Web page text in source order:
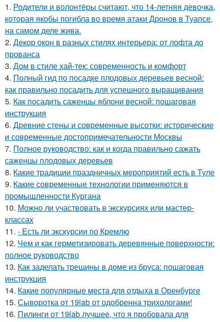
1. Родители и волонтёры считают, что 14-летняя девочка,
которая якобы погибла во время атаки Дронов в Туапсе,
на самом деле жива.
2. Декор окон в разных стилях интерьера: от лофта до
прованса
3. Дом в стиле хай-тек: современность и комфорт
4. Полный гид по посадке плодовых деревьев весной:
как правильно посадить для успешного выращивания
5. Как посадить саженцы яблони весной: пошаговая
инструкция
6. Древние стены и современные высотки: исторические
и современные достопримечательности Москвы
7. Полное руководство: как и когда правильно сажать
саженцы плодовых деревьев
8. Какие традиции праздничных мероприятий есть в Туле
9. Какие современные технологии применяются в
промышленности Кургана
10. Можно ли участвовать в экскурсиях или мастер-
классах
11. - Есть ли экскурсии по Кремлю
12. Чем и как герметизировать деревянные поверхности:
полное руководство
13. Как заделать трещины в доме из бруса: пошаговая
инструкция
14. Какие популярные места для отдыха в Оренбурге
15. Сыворотка от 19lab от одобренна трихологами!
16. Пилинги от 19lab лучшее, что я пробовала для